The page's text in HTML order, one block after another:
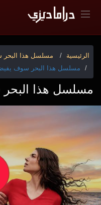
الرئيسية
مسلسل هذا
مسلسل هذا البحر سوف يفيض
مسلسل هذا البحر